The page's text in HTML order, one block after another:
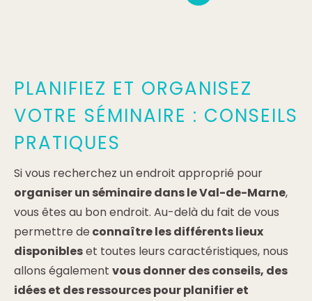
PLANIFIEZ ET ORGANISEZ
VOTRE SÉMINAIRE : CONSEILS
PRATIQUES
Si vous recherchez un endroit approprié pour
organiser un séminaire dans le Val-de-Marne,
vous êtes au bon endroit. Au-delà du fait de vous
permettre de connaître les différents lieux
disponibleset toutes leurs caractéristiques, nous
allons également vous donner des conseils, des
idées et des ressources pour planifier et